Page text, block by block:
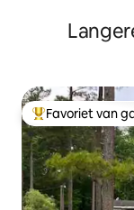
Topfavoriet van
Favoriet van